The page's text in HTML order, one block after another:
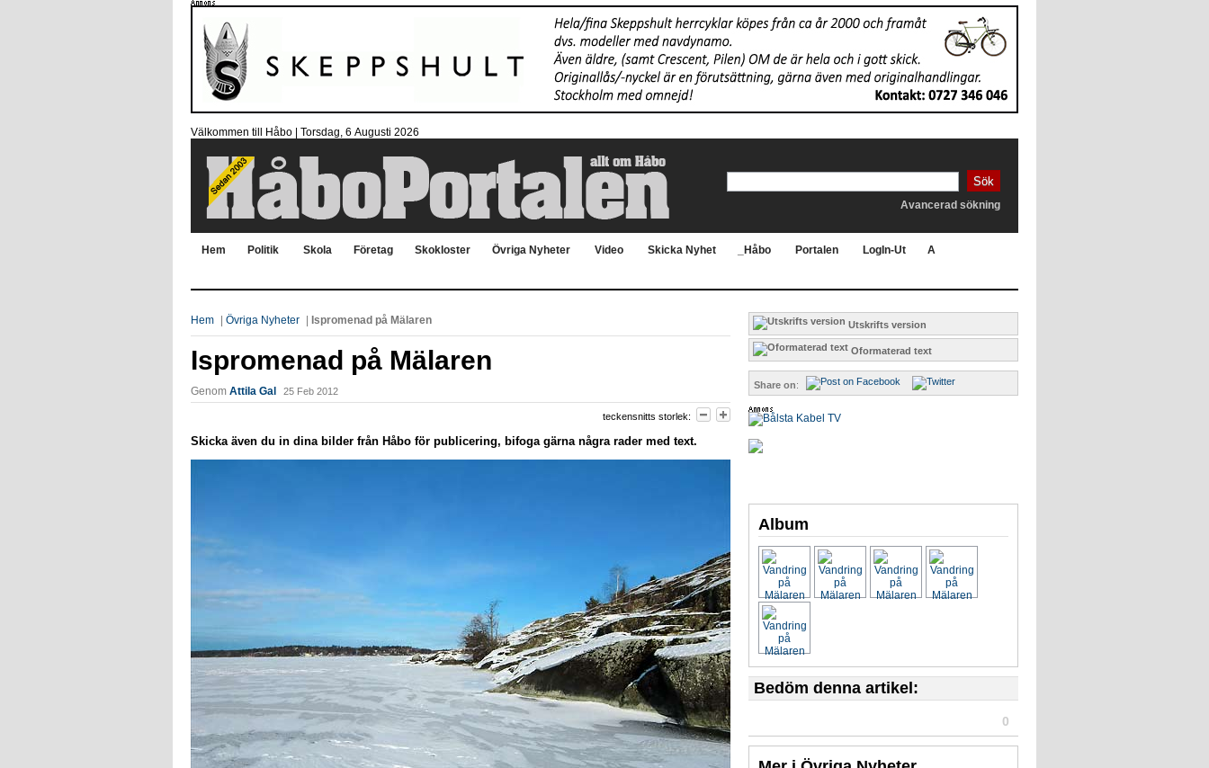
Välkommen till Håbo | Torsdag, 6 Αugusti 2026
Sök
Avancerad sökning
Hem Politik Skola Företag Skokloster Övriga Nyheter Video Skicka Nyhet _Håbo Portalen LogIn-Ut A
Hem Övriga Nyheter Ispromenad på Mälaren
Ispromenad på Mälaren
Genom Attila Gal 25 Feb 2012
teckensnitts storlek:
Skicka även du in dina bilder från Håbo för publicering, bifoga gärna några rader med text.
Utskrifts version
Oformaterad text
Share on:
Album
Bedöm denna artikel:
0